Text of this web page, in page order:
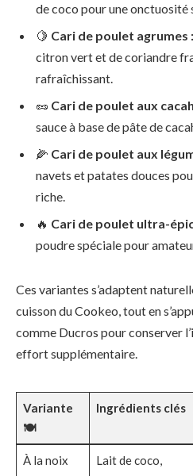
de coco pour une
🍋 Cari de poulet agrumes :
citron vert et de coriandre
rafraîchissant.
🥜 Cari de poulet aux
sauce à base de pâte de
🌽 Cari de poulet aux
navets et patates douces
riche.
🔥 Cari de poulet ultra-
poudre spéciale pour
Ces variantes s’adaptent
cuisson du Cookeo, tout en
comme Ducros pour conserver
effort supplémentaire.
Variante
🍽️
Ingrédients clés
À la noix
Lait de coco,